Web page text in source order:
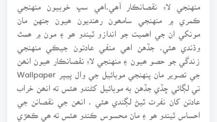
منهنجي لاءِ نقصانڪار آھي.اھي سڀ خوبيون منهنجي
ڪمري ۾ منهنجي سامھون رھنديون ھيون جنهن مان
مونکي ان جي اھميت جو اندازو ٿيندو ھو ۽ مون ۾ ھمٿ
وڌندي ھئي. جڏهن اھي منفي عادتون جيڪي منهنجي
زندگي جو حصو ھيون ۽ منهنجي لاءِ نقصانڪار ھيون انھن
جي تصوير مان پنهنجي موبائيل جي وال پيپر Wallpaper
تي لڳائي ڇڏي جڏهن به موبائيل کڻندو ھئس ته انھن خراب
عادتن کان نفرت ٿيڻ لڳندي ھئي . انھن جي نقصانن جي
احساس ٿيندو ھو ۽ مان محسوس ڪندو ھئس ته ھي ڪھڙي